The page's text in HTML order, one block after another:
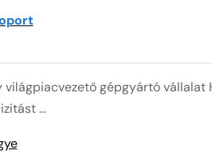
gépgyártó vállalat
...